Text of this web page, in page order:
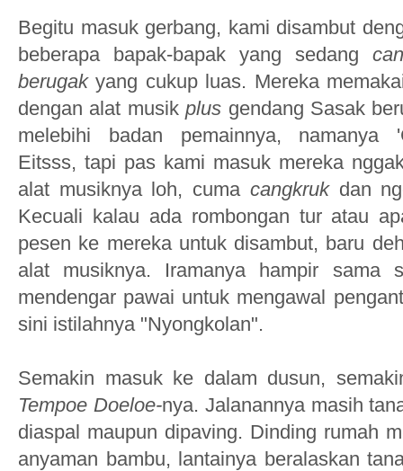
Begitu masuk gerbang, kami disambut
beberapa bapak-bapak yang sedang
berugakyang cukup luas. Mereka
dengan alat musikplus gendang Sasak
melebihi badan pemainnya, namanya
Eitsss, tapi pas kami masuk mereka
alat musiknya loh, cuma cangkruk dan
Kecuali kalau ada rombongan tur atau
pesen ke mereka untuk disambut, baru
alat musiknya. Iramanya hampir sama
mendengar pawai untuk mengawal
sini istilahnya"Nyongkolan".
Semakin masuk ke dalam dusun,
Tempoe Doeloe-nya. Jalanannyamasih
diaspal maupun dipaving. Dinding rumah
anyaman bambu, lantainya beralaskan